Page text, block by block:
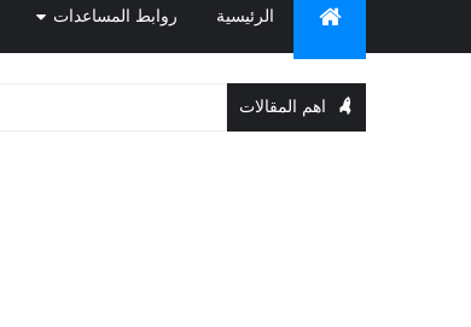
الرئيسية روابط المساعدات
اهم المقالات